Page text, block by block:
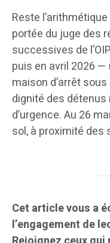
Reste
portée du juge des
successives de
puis en avril 2026 —
maison d’arrêt
dignité des détenus
d’urgence. Au 26
sol, à proximité des
Cet article vous a
l’engagement de